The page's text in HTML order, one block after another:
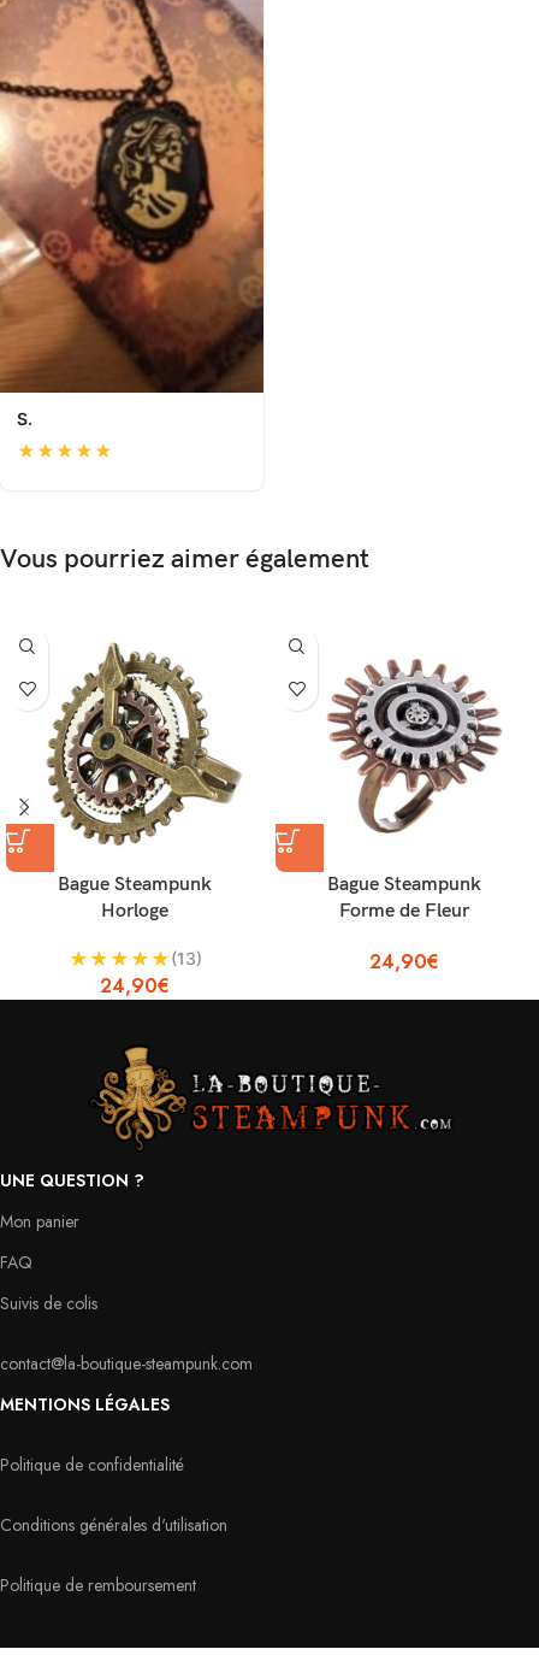
S.
★★★★★
Vous pourriez aimer également
Bague Steampunk
Horloge
★ ★ ★ ★ ★(13)
24,90€
Bague Steampunk
Forme de Fleur
24,90€
UNE QUESTION ?
Mon panier
FAQ
Suivis de colis
contact@la-boutique-steampunk.com
MENTIONS LÉGALES
Politique de confidentialité
Conditions générales d'utilisation
Politique de remboursement